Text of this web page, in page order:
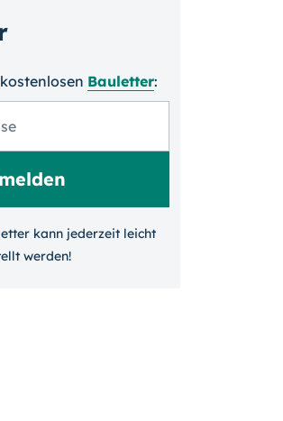
Bauletter:
kann jeder­zeit leicht
werden!